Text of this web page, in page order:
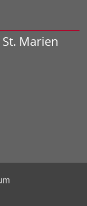
Marien